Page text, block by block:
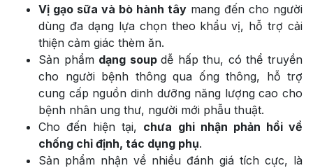
Vị gạo sữa và bò hành tây mang đến cho người
dùng đa dạng lựa chọn theo khẩu vị, hỗ trợ cải
thiện cảm giác thèm ăn.
Sản phẩm dạng soupdễ hấp thu, có thể truyền
cho người bệnh thông qua ống thông, hỗ trợ
cung cấp nguồn dinh dưỡng năng lượng cao cho
bệnh nhân ung thư, người mới phẫu thuật.
Cho đến hiện tại, chưa ghi nhận phản hồi về
chống chỉ định, tác dụng phụ.
Sản phẩm nhận về nhiều đánh giá tích cực, là